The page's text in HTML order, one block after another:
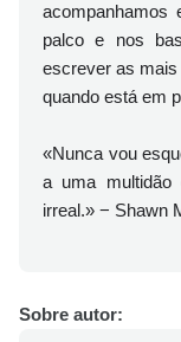
palco e nos
escrever as
quando está em
«Nunca vou
a uma
irreal.» − Shawn
Sobre autor: